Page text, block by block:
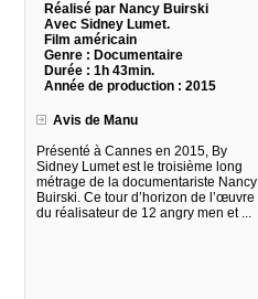
Réalisé par Nancy Buirski
Avec Sidney Lumet.
Film américain
Genre : Documentaire
Durée : 1h 43min.
Année de production : 2015
Avis de Manu
Présenté à Cannes en 2015, By
Sidney Lumet est le troisième long
métrage de la documentariste Nancy
Buirski. Ce tour d’horizon de l’œuvre
du réalisateur de 12 angry men et ...